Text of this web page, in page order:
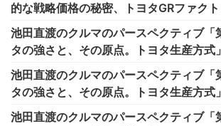
的な戦略価格の秘密、トヨタGRファクト
池田直渡のクルマのパースペクティブ「
タの強さと、その原点。トヨタ生産方式」
池田直渡のクルマのパースペクティブ「
タの強さと、その原点。トヨタ生産方式」
池田直渡のクルマのパースペクティブ「